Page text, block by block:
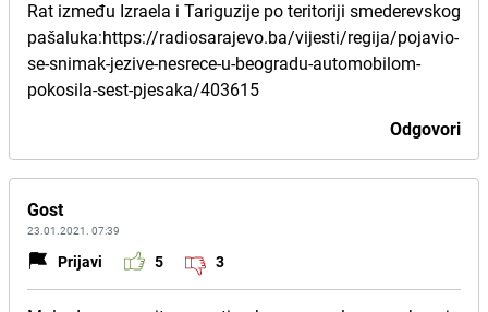
Rat između Izraela i Tariguzije po teritoriji smederevskog
pašaluka:https://radiosarajevo.ba/vijesti/regija/pojavio-
se-snimak-jezive-nesrece-u-beogradu-automobilom-
pokosila-sest-pjesaka/403615
Odgovori
Gost
23.01.2021. 07:39
Prijavi 5 3